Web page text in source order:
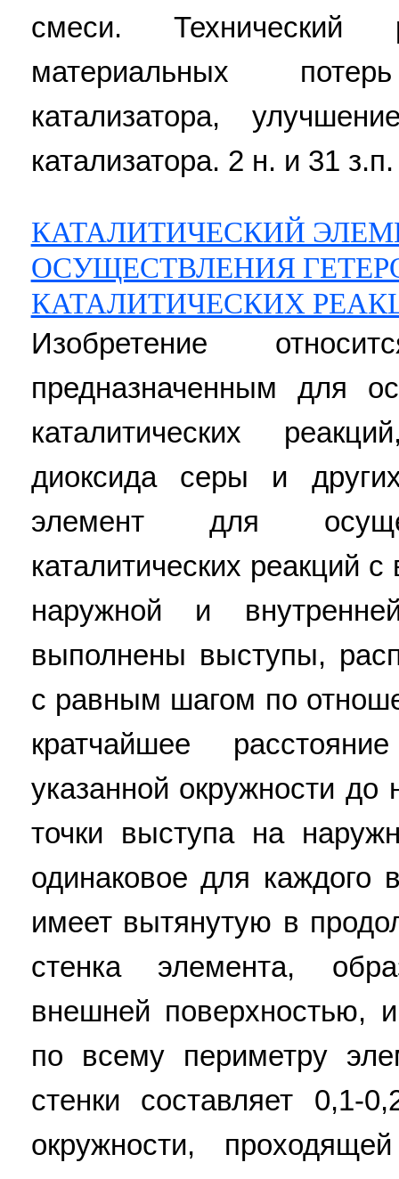
смеси. Технический
материальных
катализатора,
катализатора. 2 н. и 31
КАТАЛИТИЧЕСКИЙ
ОСУЩЕСТВЛЕНИЯ
КАТАЛИТИЧЕСКИХ
Изобретение
предназначенным для
каталитических
диоксида серы и
элемент для
каталитических реакций
наружной и
выполнены выступы,
с равным шагом по
кратчайшее
указанной окружности
точки выступа на
одинаковое для каждого
имеет вытянутую в
стенка элемента,
внешней поверхностью,
по всему периметру
стенки составляет 0,1-
окружности,